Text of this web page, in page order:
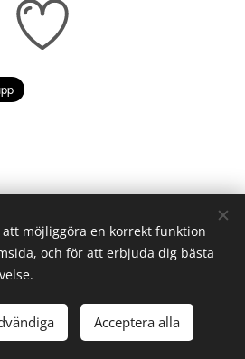
coprights reserved
Webnode Cookies
möjliggöra en korrekt funktion
och för att erbjuda dig bästa
Acceptera alla